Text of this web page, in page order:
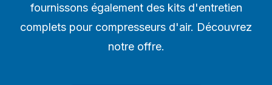
fournissons également des kits d'entretien
complets pour compresseurs d'air. Découvrez
notre offre.